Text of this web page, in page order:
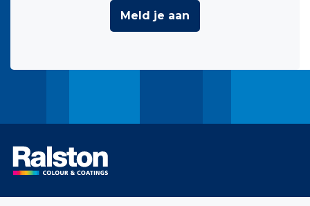
Meld je aan